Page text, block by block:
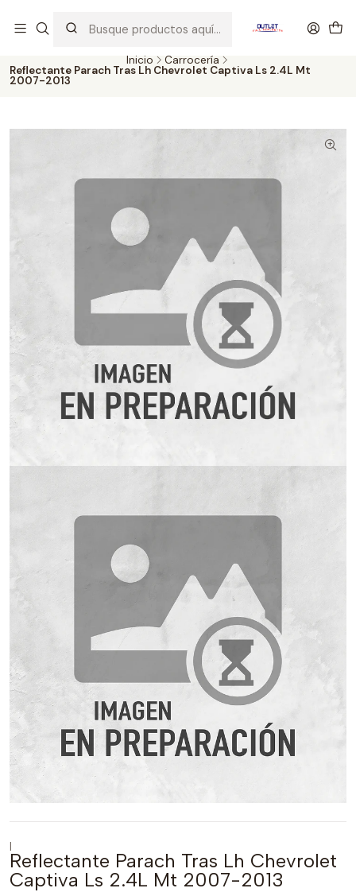
probados con altos estándares de calidad.
Inicio Carrocería
Reflectante Parach Tras Lh Chevrolet Captiva Ls 2.4L Mt
2007-2013
|
Reflectante Parach Tras Lh Chevrolet
Captiva Ls 2.4L Mt 2007-2013